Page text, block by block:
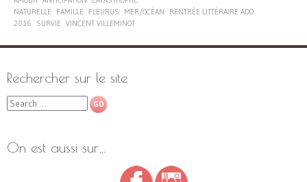
NATURELLE
FAMILLE FLEURUS MER/OCÉAN
RENTRÉE LITTÉRAIRE ADO
2016
SURVIE VINCENT VILLEMINOT
Rechercher sur le site
Search
On est aussi sur…